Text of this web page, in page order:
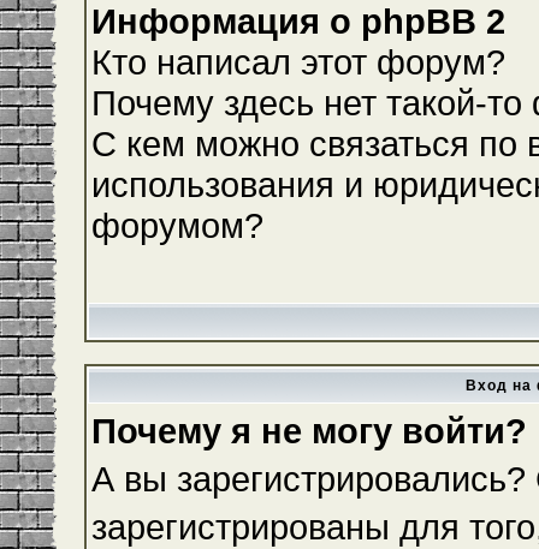
Информация о phpBB 2
Кто написал этот форум?
Почему здесь нет такой-
С кем можно связаться по
использования и
форумом?
Вход на
Почему я не могу войти?
А вы
зарегистрированы для